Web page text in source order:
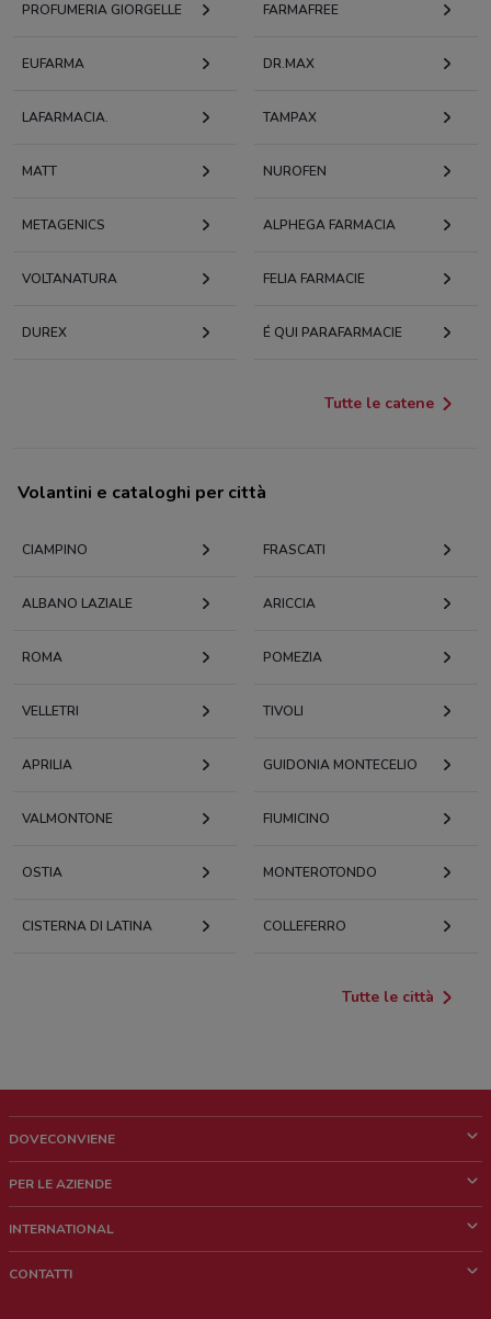
PROFUMERIA GIORGELLE FARMAFREE
EUFARMA DR.MAX
LAFARMACIA. TAMPAX
MATT NUROFEN
METAGENICS ALPHEGA FARMACIA
VOLTANATURA FELIA FARMACIE
DUREX É QUI PARAFARMACIE
Tutte le catene
Volantini e cataloghi per città
CIAMPINO FRASCATI
ALBANO LAZIALE ARICCIA
ROMA POMEZIA
VELLETRI TIVOLI
APRILIA GUIDONIA MONTECELIO
VALMONTONE FIUMICINO
OSTIA MONTEROTONDO
CISTERNA DI LATINA COLLEFERRO
Tutte le città
DOVECONVIENE
Chi siamo
Lavora con noi
PER LE AZIENDE
Richieste commerciali e marketing
INTERNATIONAL
CONTATTI